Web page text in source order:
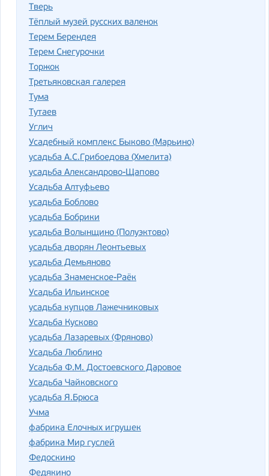
Тверь
Тёплый музей русских валенок
Терем Берендея
Терем Снегурочки
Торжок
Третьяковская галерея
Тума
Тутаев
Углич
Усадебный комплекс Быково (Марьино)
усадьба А.С.Грибоедова (Хмелита)
усадьба Александрово-Щапово
Усадьба Алтуфьево
усадьба Боблово
усадьба Бобрики
усадьба Волынщино (Полуэктово)
усадьба дворян Леонтьевых
усадьба Демьяново
усадьба Знаменское-Раёк
Усадьба Ильинское
усадьба купцов Лажечниковых
Усадьба Кусково
усадьба Лазаревых (Фряново)
Усадьба Люблино
Усадьба Ф.М. Достоевского Даровое
Усадьба Чайковского
усадьба Я.Брюса
Учма
фабрика Елочных игрушек
фабрика Мир гуслей
Федоскино
Федякино